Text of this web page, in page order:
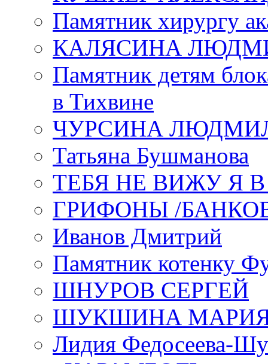
Памятник хирургу
КАЛЯСИНА
Памятник детям
в Тихвине
ЧУРСИНА
Татьяна Бушманова
ТЕБЯ НЕ ВИЖУ Я
ГРИФОНЫ /
Иванов Дмитрий
Памятник котенку
ШНУРОВ СЕРГЕЙ
ШУКШИНА
Лидия Федосеева-